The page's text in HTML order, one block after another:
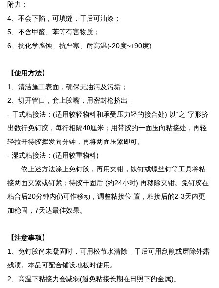
附力；
4、不会下陷，可填缝，干后可油漆；
5、不含甲醛、苯等有害物质；
6、抗化学腐蚀、抗严寒、耐高温(-20度~+90度)
【使用方法】
1、清洁施工表面，确保无油污及污垢；
2、切开管口，套上胶嘴，用密封枪挤出；
- 干式粘接法：(适用较轻物料和承受压力轻的接合处) 以“之”字形挤
出数行免钉胶，每行相隔40厘米；用带胶的一面压向粘接处，再轻
轻拉开待胶挥发向分钟，再将两面压紧即可。
- 湿式粘接法：(适用较重物料)
依上述方法涂上免钉胶，再用夹钳，铁钉或螺丝钉等工具将粘
接两面夹紧或钉紧；待胶干固后 (约24小时) 再移除夹钳。免钉胶在
粘合后20分钟内仍可作移动，调整粘接位 置，粘接后的2-3天内更
加稳固，7天达最佳效果。
【注意事项】
1、免钉胶尚未凝固时，可用松节水清除，干后可用刮削或磨除外露
残渍。本品可配合铺设地板时使用。
2、高温下粘接力会减弱(避免粘接长期在日照下的金属)。